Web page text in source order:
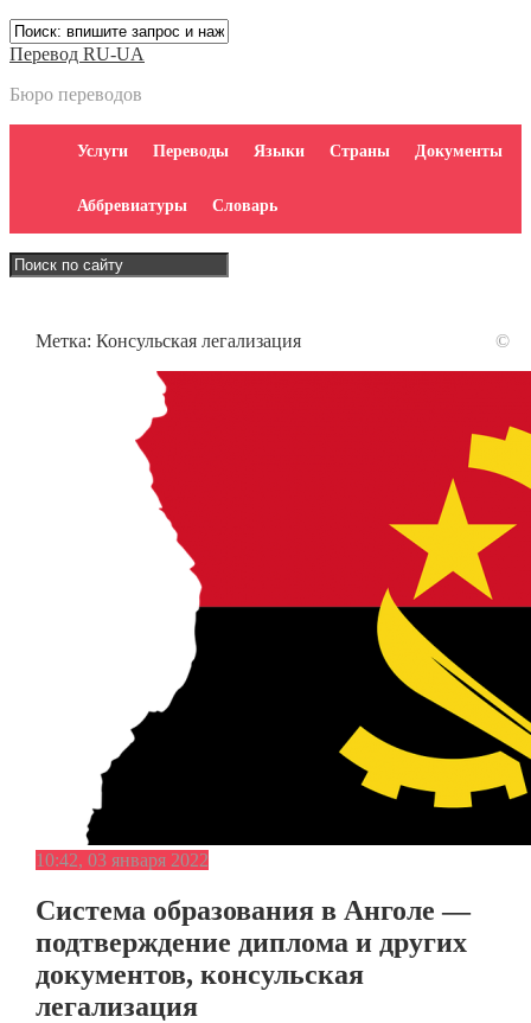
Перевод RU-UA
Бюро переводов
Услуги Переводы Языки Страны Документы
Аббревиатуры Словарь
Метка: Консульская легализация
10:42, 03 января 2022
Система образования в Анголе —
подтверждение диплома и других
документов, консульская
легализация
©